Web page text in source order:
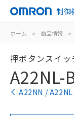
制御
ホーム > 商品情報 >
押ボタンスイッ
A22NL-
A22NN /